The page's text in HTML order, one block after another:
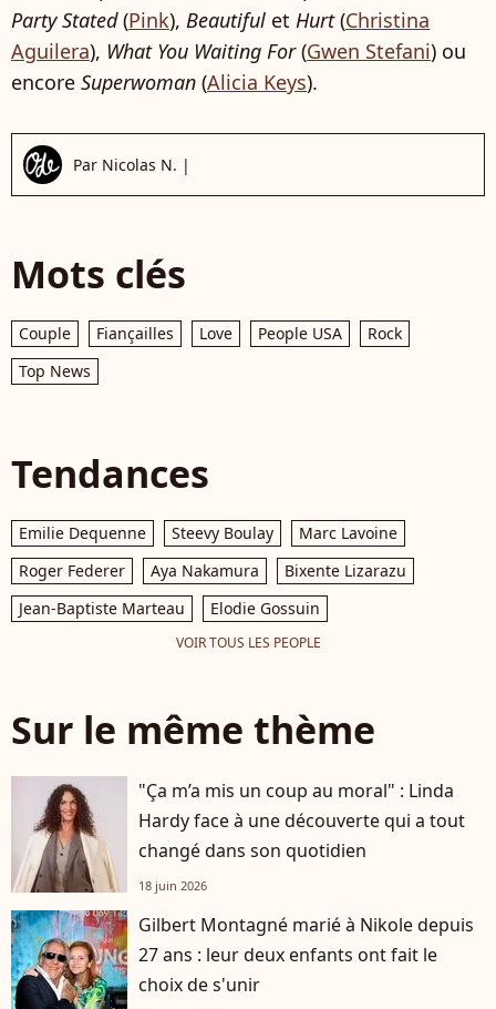
Party Stated(Pink), Beautiful et Hurt(Christina
Aguilera), What You Waiting For(Gwen Stefani) ou
encore Superwoman (Alicia Keys).
Par Nicolas N. |
Mots clés
Couple Fiançailles Love People USA
Rock
Top News
Tendances
Emilie Dequenne Steevy Boulay
Marc Lavoine
Roger Federer
Aya Nakamura
Bixente Lizarazu
Jean-Baptiste Marteau
Elodie Gossuin
VOIR TOUS LES PEOPLE
Sur le même thème
"Ça m’a mis un coup au moral" : Linda
Hardy face à une découverte qui a tout
changé dans son quotidien
18 juin 2026
Gilbert Montagné marié à Nikole depuis
27 ans : leur deux enfants ont fait le
choix de s'unir